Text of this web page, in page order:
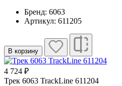
Бренд: 6063
Артикул: 611205
В корзину
4 724 ₽
Трек 6063 TrackLine 611204